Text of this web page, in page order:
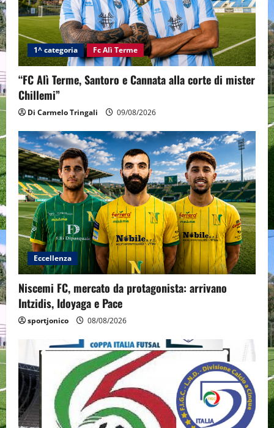
1^ categoria Fc Alì Terme
“FC Alì Terme, Santoro e Cannata alla corte di mister
Chillemi”
Di Carmelo Tringali 09/08/2026
Eccellenza
Niscemi FC, mercato da protagonista: arrivano
Intzidis, Idoyaga e Pace
sportjonico 08/08/2026